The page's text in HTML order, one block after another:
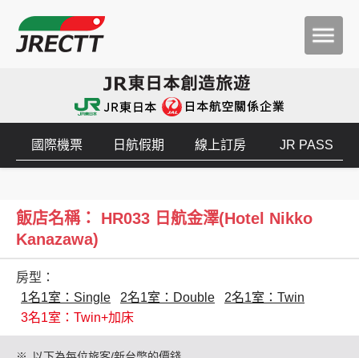
國際機票 日航假期 線上訂房 JR PASS
飯店名稱： HR033 日航金澤(Hotel Nikko
Kanazawa)
房型：
1名1室：Single
2名1室：Double
2名1室：Twin
3名1室：Twin+加床